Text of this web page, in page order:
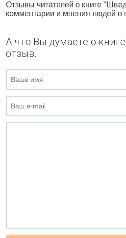
Отзывы читателей о книге
комментарии и мнения людей о
А что Вы думаете о
отзыв.